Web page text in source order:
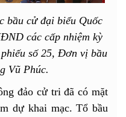
bầu cử đại biểu Quốc
các cấp nhiệm kỳ
số 25, Đơn vị bầu
Vũ Phúc.
đảo cử tri đã có mặt
dự khai mạc. Tổ bầu